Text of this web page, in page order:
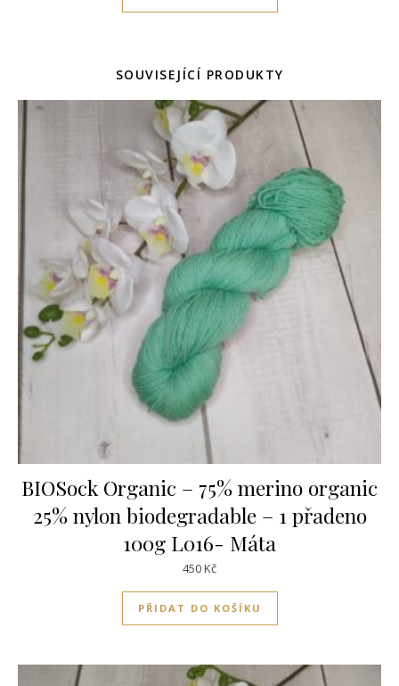
SOUVISEJÍCÍ PRODUKTY
BIOSock Organic – 75% merino organic
25% nylon biodegradable – 1 přadeno
100g L016- Máta
450Kč
PŘIDAT DO KOŠÍKU